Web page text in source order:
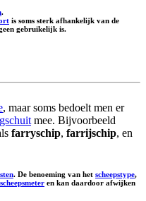
.
is soms sterk afhankelijk van de
gebruikelijk is.
, maar soms bedoelt men er
mee. Bijvoorbeeld
farryschip, farrijschip, en
. De benoeming van het scheepstype,
scheepsmeter en kan daardoor afwijken